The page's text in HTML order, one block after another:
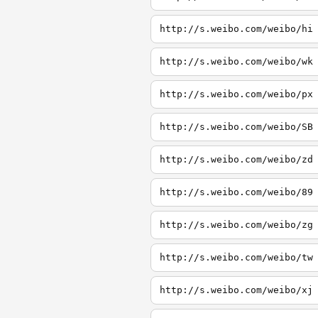
http://s.weibo.com/weibo/hi
http://s.weibo.com/weibo/wk
http://s.weibo.com/weibo/px
http://s.weibo.com/weibo/SB
http://s.weibo.com/weibo/zd
http://s.weibo.com/weibo/89
http://s.weibo.com/weibo/zg
http://s.weibo.com/weibo/tw
http://s.weibo.com/weibo/xj